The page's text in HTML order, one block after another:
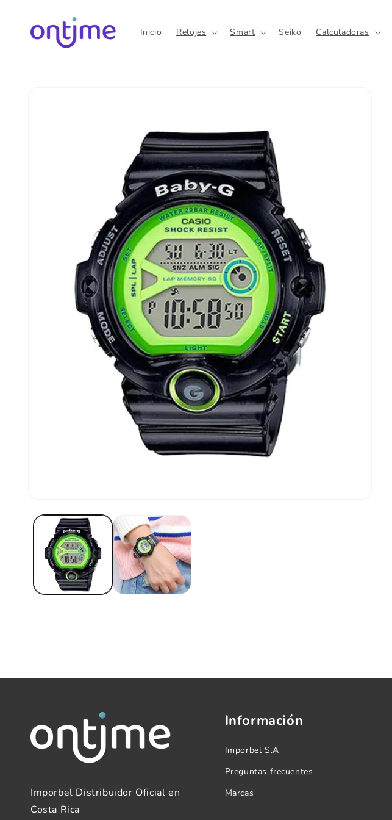
al contenido
Inicio Relojes Smart Seiko Calculadoras
Imporbel Distribuidor Oficial en
Costa Rica
Información
Imporbel S.A
Preguntas frecuentes
Marcas